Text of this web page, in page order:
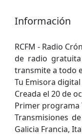
Información
RCFM - Radio
de radio
transmite a todo
Tu Emisora
Creada el 20 de
Primer programa
Transmisiones
Galicia Francia,